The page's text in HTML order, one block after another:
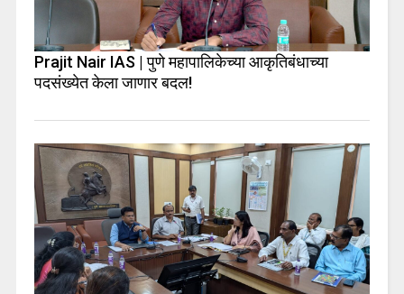
Prajit Nair IAS | पुणे महापालिकेच्या आकृतिबंधाच्या
पदसंख्येत केला जाणार बदल!